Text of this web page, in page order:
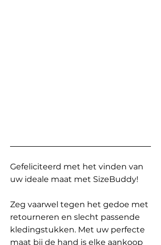
Gefeliciteerd met het vinden van
uw ideale maat met SizeBuddy!
Zeg vaarwel tegen het gedoe met
retourneren en slecht passende
kledingstukken. Met uw perfecte
maat bij de hand is elke aankoop